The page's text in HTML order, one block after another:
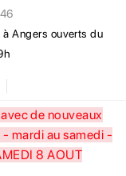
Angers ouverts du
de nouveaux
mardi au samedi -
8 AOUT